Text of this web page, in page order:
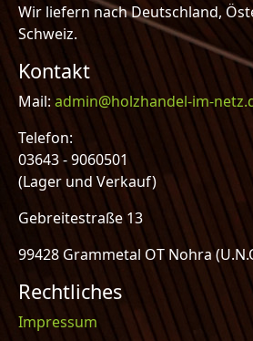
Wir liefern nach Deutschland,
Schweiz.
Kontakt
Mail: admin@holzhandel-im-
Telefon:
03643 - 9060501
(Lager und Verkauf)
Gebreitestraße 13
99428 Grammetal OT Nohra
Rechtliches
Impressum